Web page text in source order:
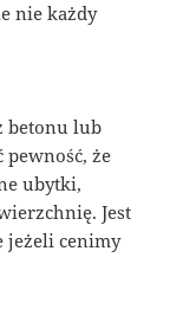
nie każdy
betonu lub
że
ubytki,
Jest
jeżeli cenimy